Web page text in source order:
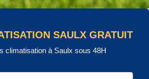
SAULX GRATUIT
climatisation à Saulx sous 48H